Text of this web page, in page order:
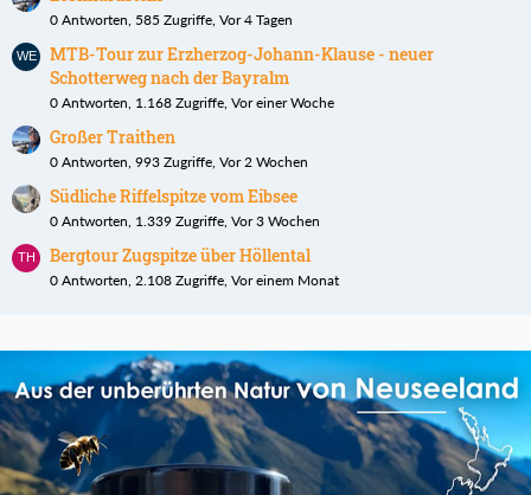
0 Antworten, 585 Zugriffe, Vor 4 Tagen
MTB-Tour zur Erzherzog-Johann-Klause - neuer
Schotterweg nach der Bayralm
0 Antworten, 1.168 Zugriffe, Vor einer Woche
Großer Traithen
0 Antworten, 993 Zugriffe, Vor 2 Wochen
Südliche Riffelspitze vom Eibsee
0 Antworten, 1.339 Zugriffe, Vor 3 Wochen
Bergtour Zugspitze über Höllental
0 Antworten, 2.108 Zugriffe, Vor einem Monat